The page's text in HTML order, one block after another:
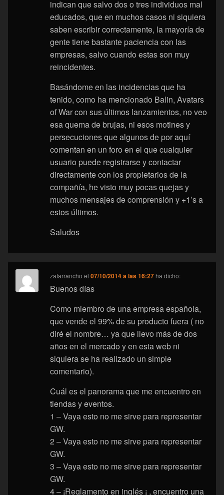
indican que salvo dos o tres individuos mal
educados, que en muchos casos ni siquiera
saben escribir correctamente, la mayoría de
gente tiene bastante paciencia con las
empresas, salvo cuando estas son muy
reincidentes.
Basándome en las incidencias que ha
tenido, como ha mencionado Balin, Avatars
of War con sus últimos lanzamientos, no veo
esa quema de brujas, ni esos motines y
persecuciones que algunos de por aquí
comentan en un foro en el que cualquier
usuario puede registrarse y contactar
directamente con los propietarios de la
compañía, he visto muy pocas quejas y
muchos mensajes de comprensión y +1’s a
estos últimos.
Saludos
zafarrancho el07/10/2014 a las 16:27 ha dicho:
Buenos días
Como miembro de una empresa española,
que vende el 99% de su producto fuera ( no
diré el nombre… ya que llevo más de dos
años en el mercado y en esta web ni
siquiera se ha realizado un simple
comentario).
Cuál es el panorama que me encuentro en
tiendas y eventos.
1 – Vaya esto no me sirve para representar
GW.
2 – Vaya esto no me sirve para representar
GW.
3 – Vaya esto no me sirve para representar
GW.
4 – ¡Reglamento en inglés ¡ , encuentro una